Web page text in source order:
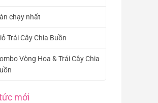
chạy nhất
Trái Cây Chia Buồn
Vòng Hoa & Trái Cây Chia
mới